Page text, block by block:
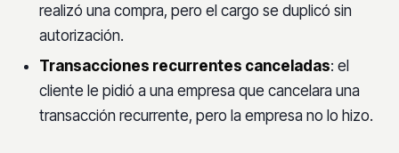
realizó una compra, pero el cargo se duplicó sin
autorización.
Transacciones recurrentes canceladas: el
cliente le pidió a una empresa que cancelara una
transacción recurrente, pero la empresa no lo hizo.